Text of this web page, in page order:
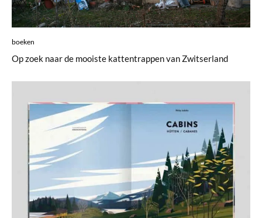
boeken
Op zoek naar de mooiste kattentrappen van Zwitserland